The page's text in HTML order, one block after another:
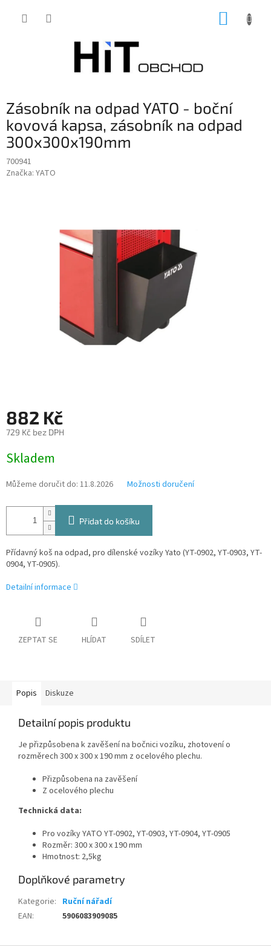
Zásobník na odpad YATO - boční
kovová kapsa, zásobník na odpad
300x300x190mm
700941
Značka: YATO
882 Kč
729 Kč bez DPH
cena:
Skladem
Můžeme doručit do: 11.8.2026 Možnosti doručení
Přidat do košíku
Přídavný koš na odpad, pro dílenské vozíky Yato (YT-0902, YT-0903, YT-
0904, YT-0905).
Detailní informace
ZEPTAT SE HLÍDAT SDÍLET
Popis Diskuze
Detailní popis produktu
Je přizpůsobena k zavěšení na bočnici vozíku, zhotovení o
rozměrech 300 x 300 x 190 mm z ocelového plechu.
Přizpůsobena na zavěšení
Z ocelového plechu
Technická data:
Pro vozíky YATO YT-0902, YT-0903, YT-0904, YT-0905
Rozměr: 300 x 300 x 190 mm
Hmotnost: 2,5kg
Doplňkové parametry
Kategorie: Ruční nářadí
EAN: 5906083909085